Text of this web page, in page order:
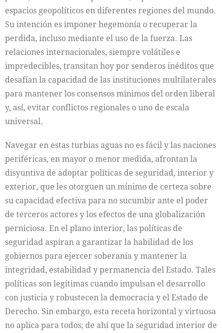
espacios geopolíticos en diferentes regiones del mundo.
Su intención es imponer hegemonía o recuperar la
perdida, incluso mediante el uso de la fuerza. Las
relaciones internacionales, siempre volátiles e
impredecibles, transitan hoy por senderos inéditos que
desafían la capacidad de las instituciones multilaterales
para mantener los consensos mínimos del orden liberal
y, así, evitar conflictos regionales o uno de escala
universal.
Navegar en estas turbias aguas no es fácil y las naciones
periféricas, en mayor o menor medida, afrontan la
disyuntiva de adoptar políticas de seguridad, interior y
exterior, que les otorguen un mínimo de certeza sobre
su capacidad efectiva para no sucumbir ante el poder
de terceros actores y los efectos de una globalización
perniciosa. En el plano interior, las políticas de
seguridad aspiran a garantizar la habilidad de los
gobiernos para ejercer soberanía y mantener la
integridad, estabilidad y permanencia del Estado. Tales
políticas son legítimas cuando impulsan el desarrollo
con justicia y robustecen la democracia y el Estado de
Derecho. Sin embargo, esta receta horizontal y virtuosa
no aplica para todos; de ahí que la seguridad interior de